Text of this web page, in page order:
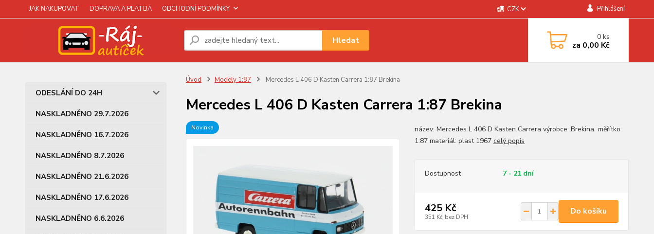
JAK NAKUPOVAT DOPRAVA A PLATBA OBCHODNÍ PODMÍNKY CZK Přihlášení
Hledat 0ks
za 0,00 Kč
ODESLÁNÍ DO 24H
NASKLADNĚNO 29.7.2026
NASKLADNĚNO 16.7.2026
NASKLADNĚNO 8.7.2026
NASKLADNĚNO 21.6.2026
NASKLADNĚNO 17.6.2026
NASKLADNĚNO 6.6.2026
Úvod Modely 1:87 Mercedes L 406 D Kasten Carrera 1:87 Brekina
Mercedes L 406 D Kasten Carrera 1:87 Brekina
Novinka
název: Mercedes L 406 D Kasten Carrera výrobce: Brekina měřítko:
1:87 materiál: plast 1967 celý popis
Dostupnost 7 - 21 dní
425 Kč
351 Kč bez DPH
Do košíku